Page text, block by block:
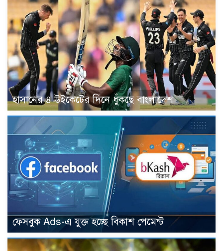
হাসানের ৪ উইকেটের দিনে ধুঁকছে বাংলাদেশ
ফেসবুক Ads-এ যুক্ত হচ্ছে বিকাশ পেমেন্ট